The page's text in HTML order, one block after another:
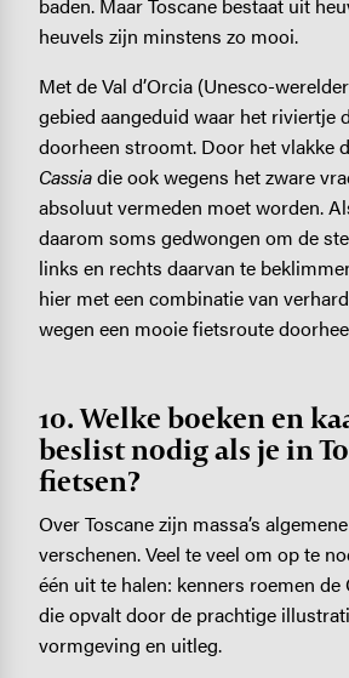
heuvels zijn minstens zo mooi.
Met de Val d’Orcia (Unesco-
gebied aangeduid waar het riviertje
doorheen stroomt. Door het vlakke
Cassiadie ook wegens het zware
absoluut vermeden moet worden.
daarom soms gedwongen om de
links en rechts daarvan te
hier met een combinatie van
wegen een mooie fietsroute
10. Welke boeken en
beslist nodig als je in
fietsen?
Over Toscane zijn massa’s
verschenen. Veel te veel om op te
één uit te halen: kenners roemen
die opvalt door de prachtige
vormgeving en uitleg.